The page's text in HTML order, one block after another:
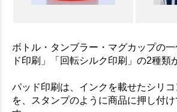
ボトル・タンブラー・マグカップの
ド印刷」「回転シルク印刷」の2種類
パッド印刷は、インクを載せたシリ
を、スタンプのように商品に押し付